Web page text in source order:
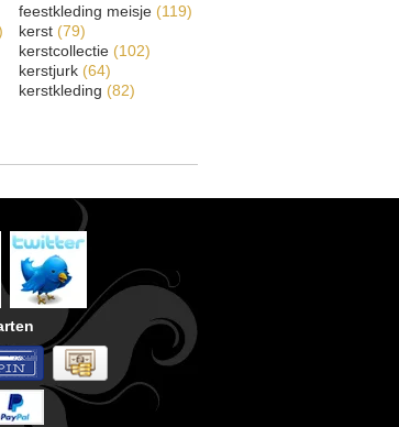
feestkleding meisje (119)
kerst (79)
kerstcollectie (102)
kerstjurk (64)
kerstkleding (82)